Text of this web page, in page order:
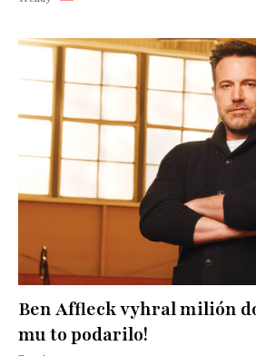
Ben Affleck vyhral milión
mu to podarilo!